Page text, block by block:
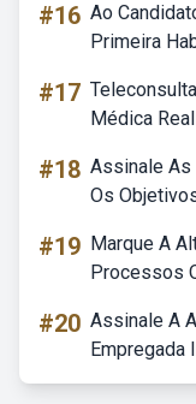
#16 Ao
Primeira
#17
Médica
#18 Assinale As
Os
#19 Marque A
Processos
#20 Assinale A
Empregada